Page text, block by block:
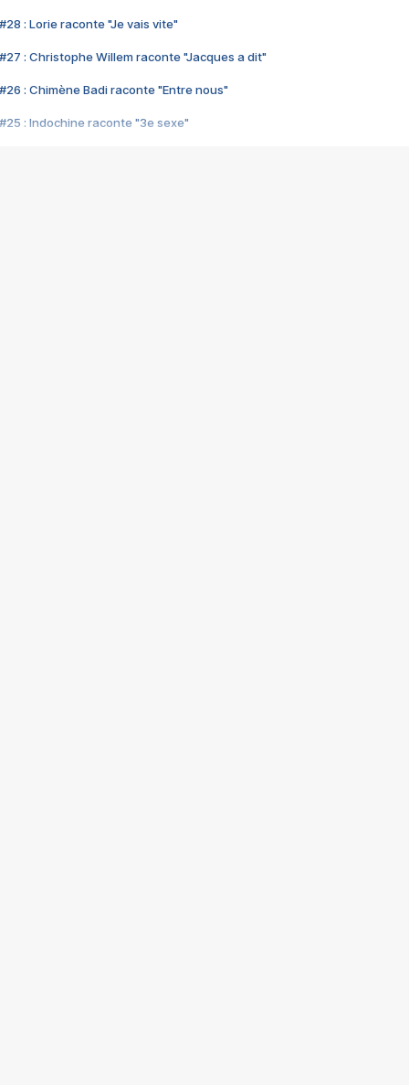
#28 : Lorie raconte "Je vais vite"
#27 : Christophe Willem raconte "Jacques a dit"
#26 : Chimène Badi raconte "Entre nous"
#25 : Indochine raconte "3e sexe"